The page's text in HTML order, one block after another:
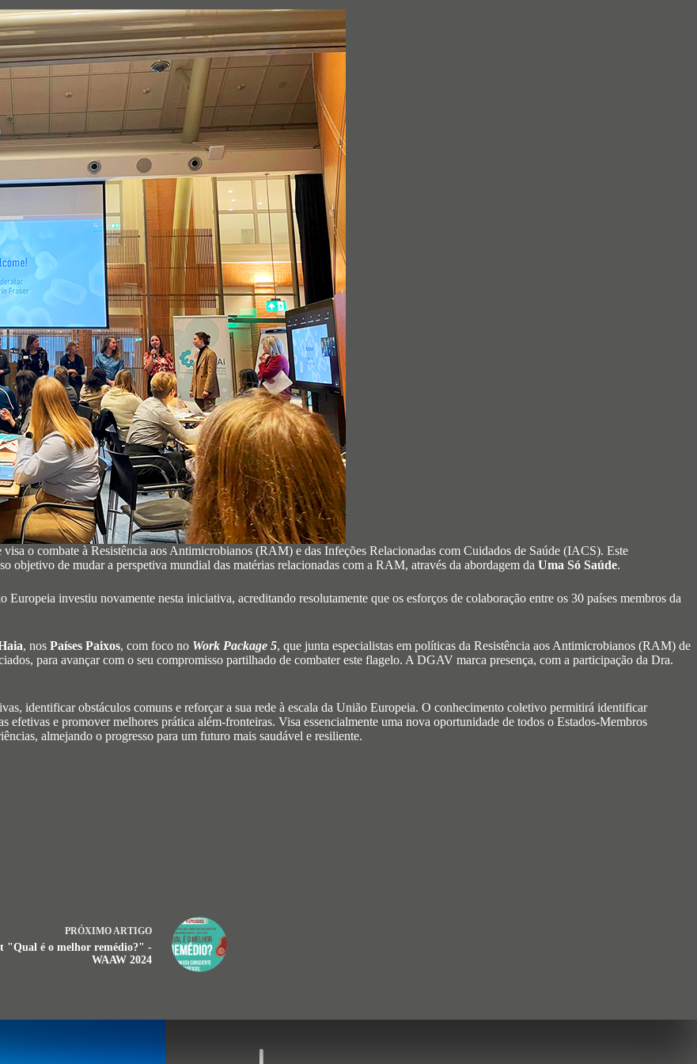
visa o combate à Resistência aos Antimicrobianos (RAM) e das Infeções Relacionadas com Cuidados de Saúde (IACS). Este
objetivo de mudar a perspetiva mundial das matérias relacionadas com a RAM, através da abordagem da Uma Só Saúde.
investiu novamente nesta iniciativa, acreditando resolutamente que os esforços de colaboração entre os 30 países membros da
, nos Países Paixos, com foco no Work Package 5, que junta especialistas em políticas da Resistência aos Antimicrobianos (RAM) de
para avançar com o seu compromisso partilhado de combater este flagelo. A DGAV marca presença, com a participação da Dra.
identificar obstáculos comuns e reforçar a sua rede à escala da União Europeia. O conhecimento coletivo permitirá identificar
efetivas e promover melhores prática além-fronteiras. Visa essencialmente uma nova oportunidade de todos o Estados-Membros
almejando o progresso para um futuro mais saudável e resiliente.
PRÓXIMO ARTIGO
"Qual é o melhor remédio?" -
WAAW 2024